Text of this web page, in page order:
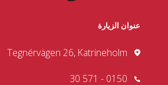
عنوان الزيارة
Tegnérvägen 26, Katrineholm
0150 - 571 30